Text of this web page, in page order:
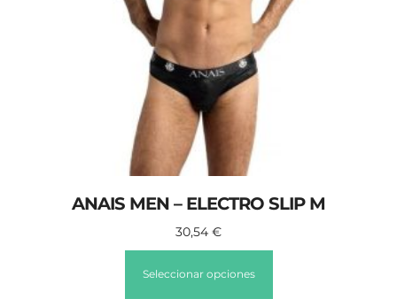
ANAIS MEN – ELECTRO SLIP M
30,54 €
Seleccionar opciones